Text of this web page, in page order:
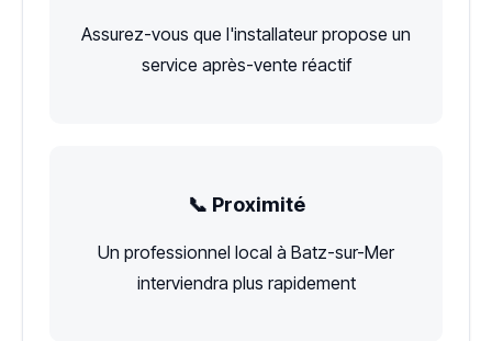
Assurez-vous que l'installateur propose un
service après-vente réactif
📞 Proximité
Un professionnel local à Batz-sur-Mer
interviendra plus rapidement